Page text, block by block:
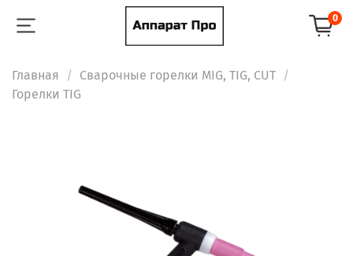
0
Главная
Сварочные горелки MIG, TIG, CUT
Горелки TIG